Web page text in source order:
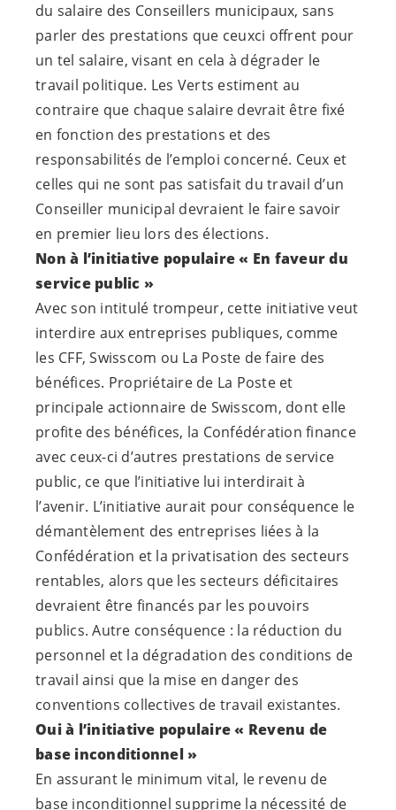
du salaire des Conseillers municipaux, sans
parler des prestations que ceuxci offrent pour
un tel salaire, visant en cela à dégrader le
travail politique. Les Verts estiment au
contraire que chaque salaire devrait être fixé
en fonction des prestations et des
responsabilités de l’emploi concerné. Ceux et
celles qui ne sont pas satisfait du travail d’un
Conseiller municipal devraient le faire savoir
en premier lieu lors des élections.
Non à l’initiative populaire « En faveur du
service public »
Avec son intitulé trompeur, cette initiative veut
interdire aux entreprises publiques, comme
les CFF, Swisscom ou La Poste de faire des
bénéfices. Propriétaire de La Poste et
principale actionnaire de Swisscom, dont elle
profite des bénéfices, la Confédération finance
avec ceux-ci d’autres prestations de service
public, ce que l’initiative lui interdirait à
l’avenir. L’initiative aurait pour conséquence le
démantèlement des entreprises liées à la
Confédération et la privatisation des secteurs
rentables, alors que les secteurs déficitaires
devraient être financés par les pouvoirs
publics. Autre conséquence : la réduction du
personnel et la dégradation des conditions de
travail ainsi que la mise en danger des
conventions collectives de travail existantes.
Oui à l’initiative populaire « Revenu de
base inconditionnel »
En assurant le minimum vital, le revenu de
base inconditionnel supprime la nécessité de